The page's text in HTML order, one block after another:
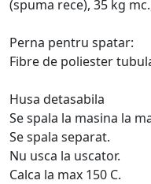
(spuma rece), 35 kg
Perna pentru spatar:
Fibre de poliester
Husa detasabila
Se spala la masina la
Se spala separat.
Nu usca la uscator.
Calca la max 150 C.